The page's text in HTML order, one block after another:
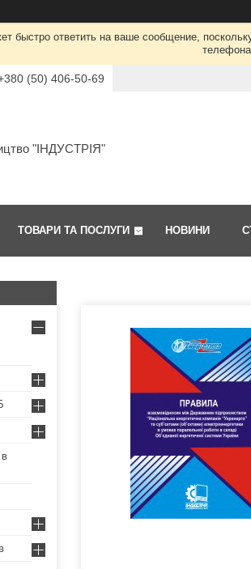
быстро ответить на ваше сообщение,
(50) 406-50-69
"ІНДУСТРІЯ"
ТОВАРИ ТА ПОСЛУГИ НОВИНИ